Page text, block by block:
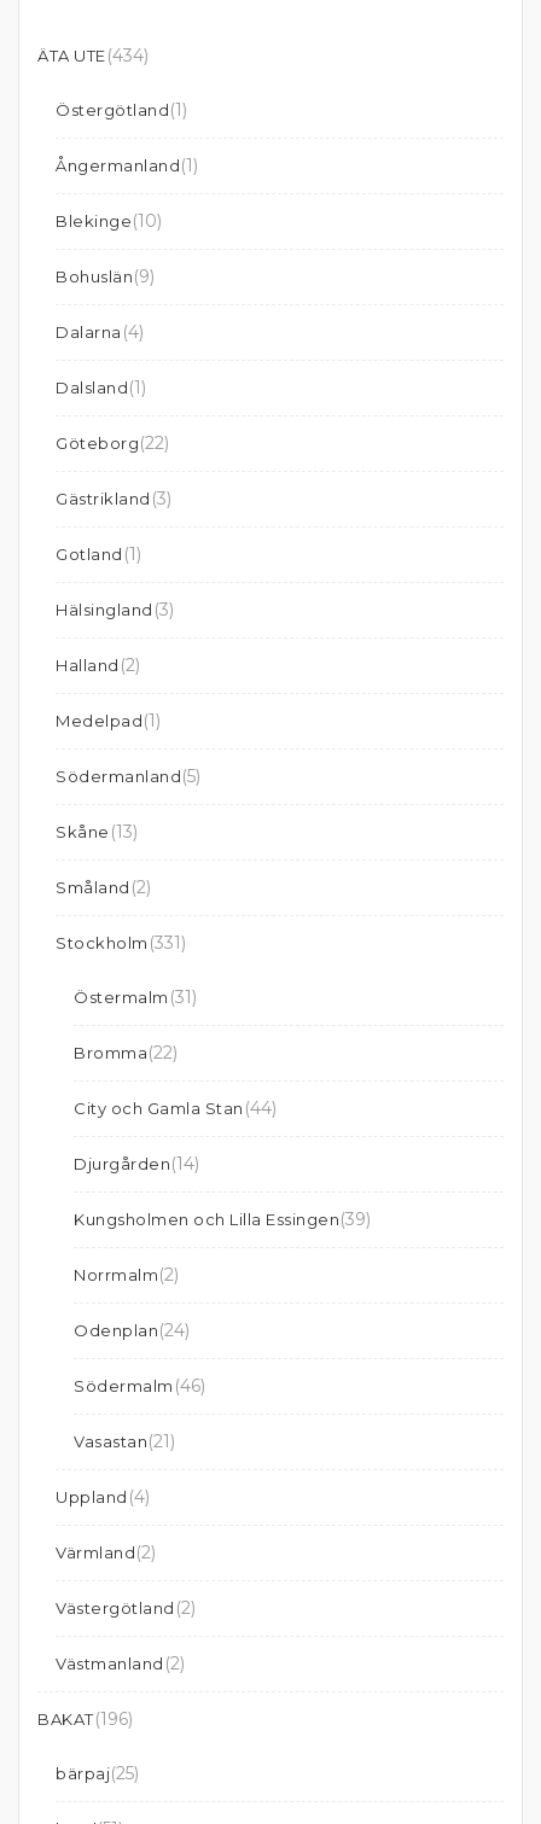
ÄTA UTE(434)
Östergötland(1)
Ångermanland(1)
Blekinge(10)
Bohuslän(9)
Dalarna (4)
Dalsland(1)
Göteborg(22)
Gästrikland (3)
Gotland (1)
Hälsingland (3)
Halland (2)
Medelpad(1)
Södermanland(5)
Skåne (13)
Småland (2)
Stockholm (331)
Östermalm (31)
Bromma(22)
City och Gamla Stan (44)
Djurgården(14)
Kungsholmen och Lilla Essingen(39)
Norrmalm(2)
Odenplan(24)
Södermalm (46)
Vasastan(21)
Uppland (4)
Värmland(2)
Västergötland (2)
Västmanland (2)
BAKAT(196)
bärpaj(25)